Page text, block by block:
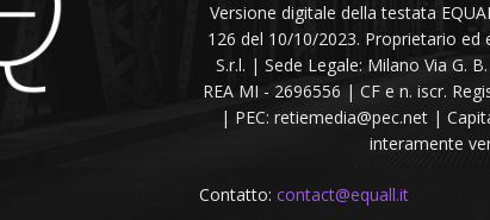
Versione digitale della testata
126 del 10/10/2023. Proprietario ed
S.r.l. | Sede Legale: Milano Via G.
REA MI - 2696556 | CF e n. iscr.
| PEC: retiemedia@pec.net |
interamente
Contatto: contact@equall.it